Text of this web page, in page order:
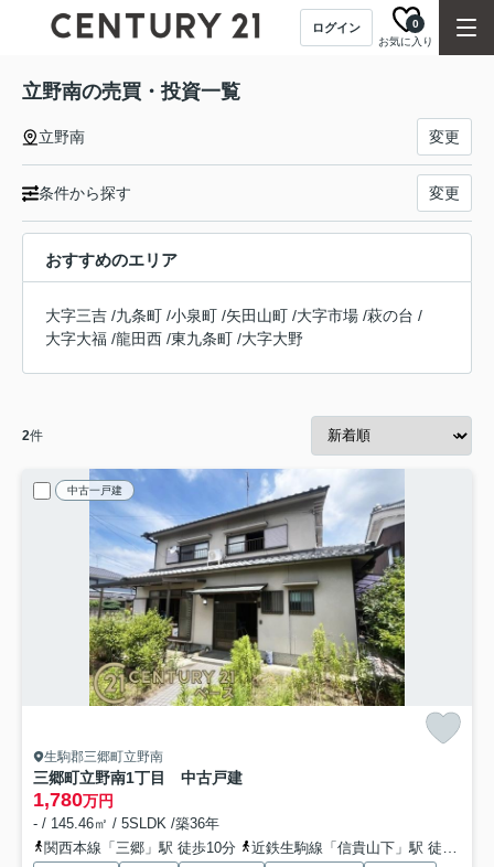
ログイン
お気に入り
0
立野南の売買・投資一覧
立野南 変更
条件から探す 変更
おすすめのエリア
大字三吉 /九条町 /小泉町 /矢田山町 /大字市場 /萩の台 /
大字大福 /龍田西 /東九条町 /大字大野
2件
中古一戸建
生駒郡三郷町立野南
三郷町立野南1丁目 中古戸建
1,780万円
- / 145.46㎡ / 5SLDK /築36年
関西本線「三郷」駅 徒歩10分
近鉄生駒線「信貴山下」駅 徒歩13分